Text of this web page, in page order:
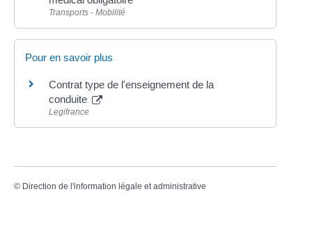
Transports - Mobilité
Pour en savoir plus
Contrat type de l'enseignement de la
conduite
Legifrance
© Direction de l'information légale et administrative